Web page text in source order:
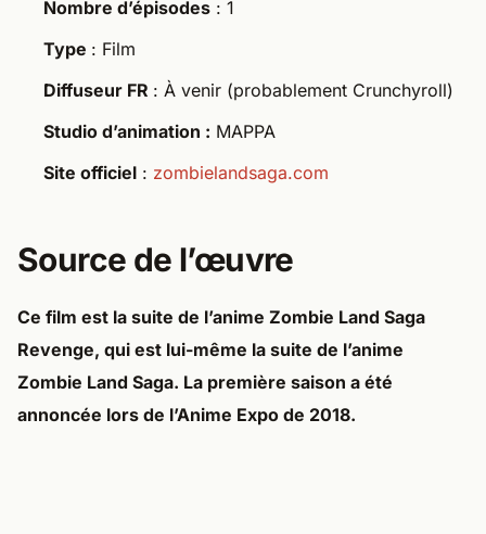
Nombre d’épisodes : 1
Type : Film
Diffuseur FR : À venir (probablement Crunchyroll)
Studio d’animation : MAPPA
Site officiel : zombielandsaga.com
Source de l’œuvre
Ce film est la suite de l’anime Zombie Land Saga
Revenge, qui est lui-même la suite de l’anime
Zombie Land Saga. La première saison a été
annoncée lors de l’Anime Expo de 2018.